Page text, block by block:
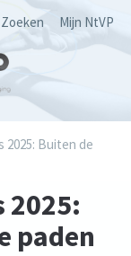
Zoeken Mijn NtVP
2025: Buiten de
2025:
paden